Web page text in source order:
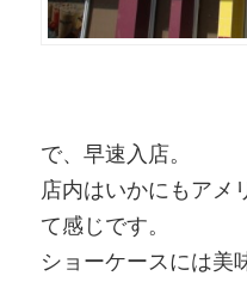
で、早速入店。
店内はいかにもアメ
て感じです。
ショーケースには美